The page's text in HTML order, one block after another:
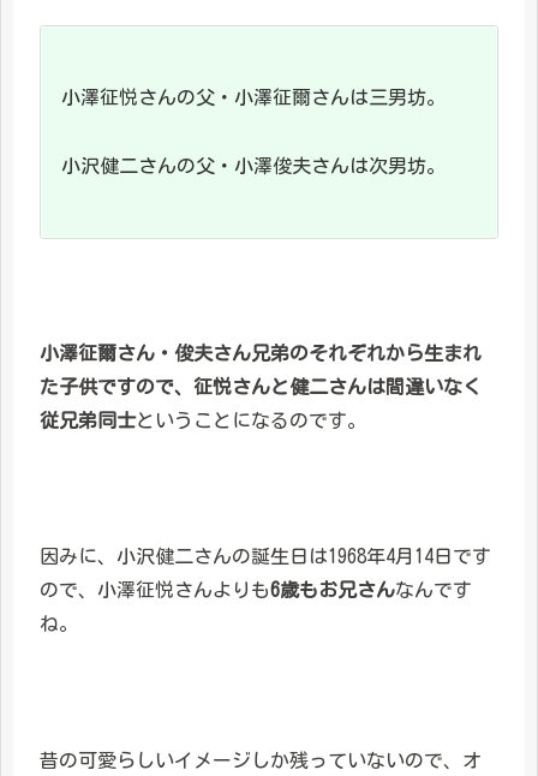
小澤征悦さんの父・小澤征爾さんは三男坊。
小沢健二さんの父・小澤俊夫さんは次男坊。
小澤征爾さん・俊夫さん兄弟のそれぞれから生まれ
た子供ですので、征悦さんと健二さんは間違いなく
従兄弟同士ということになるのです。
因みに、小沢健二さんの誕生日は1968年4月14日です
ので、小澤征悦さんよりも6歳もお兄さんなんです
ね。
昔の可愛らしいイメージしか残っていないので、オ